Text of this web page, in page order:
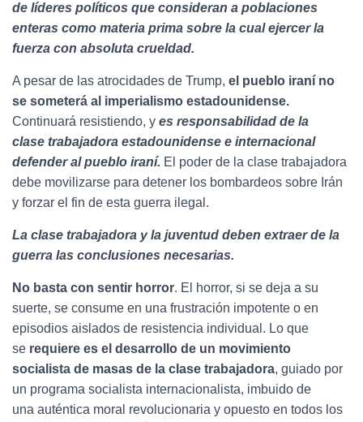
de líderes políticos que consideran a poblaciones
enteras como materia prima sobre la cual ejercer la
fuerza con absoluta crueldad.
A pesar de las atrocidades de Trump, el pueblo iraní no
se someterá al imperialismo estadounidense.
Continuará resistiendo, y es responsabilidad de la
clase trabajadora estadounidense e internacional
defender al pueblo iraní. El poder de la clase trabajadora
debe movilizarse para detener los bombardeos sobre Irán
y forzar el fin de esta guerra ilegal.
La clase trabajadora y la juventud deben extraer de la
guerra las conclusiones necesarias.
No basta con sentir horror. El horror, si se deja a su
suerte, se consume en una frustración impotente o en
episodios aislados de resistencia individual. Lo que
se requiere es el desarrollo de un movimiento
socialista de masas de la clase trabajadora, guiado por
un programa socialista internacionalista, imbuido de
una auténtica moral revolucionaria y opuesto en todos los